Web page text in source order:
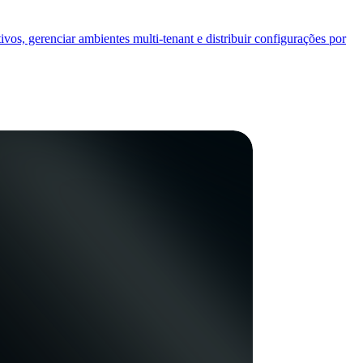
gerenciar ambientes multi-tenant e distribuir configurações por